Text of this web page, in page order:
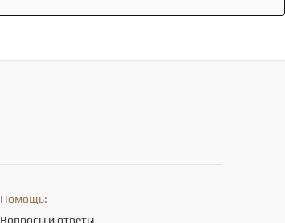
Помощь:
Вопросы и ответы